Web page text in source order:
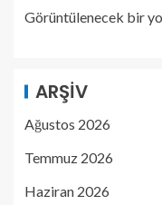
Görüntülenecek bir
ARŞIV
Ağustos 2026
Temmuz 2026
Haziran 2026